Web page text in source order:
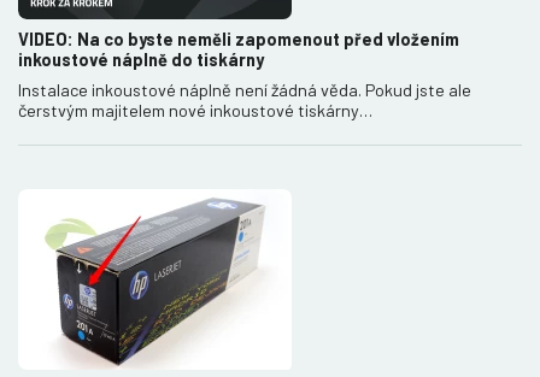
VIDEO: Na co byste neměli zapomenout před vložením
inkoustové náplně do tiskárny
Instalace inkoustové náplně není žádná věda. Pokud jste ale
čerstvým majitelem nové inkoustové tiskárny…